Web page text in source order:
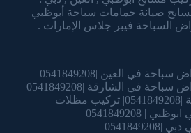
صيانة حمامات سباحة أبوظبي
السباحة فيبر جلاس الإمارات .
في العين |0541849208
في الشارقة |0541849208
0541849208